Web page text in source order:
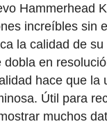
Hammerhead
increíbles sin
la calidad de
dobla en
hace que la
Útil para
muchos